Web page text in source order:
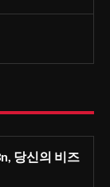
당신의 비즈